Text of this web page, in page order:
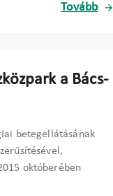
Tovább
a Bács-
betegellátásának
októberében